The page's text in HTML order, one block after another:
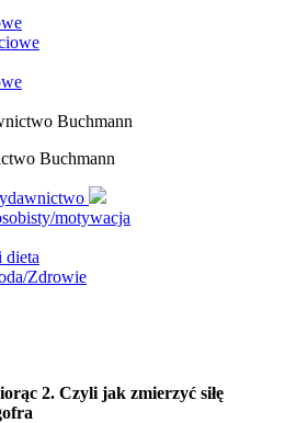
Buchmann
motywacja
dieta
Zdrowie
2. Czyli jak zmierzyć siłę